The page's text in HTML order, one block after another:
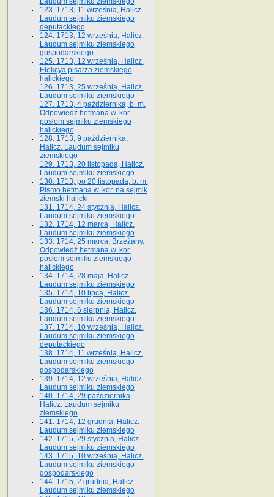
123. 1713, 11 września, Halicz.
Laudum sejmiku ziemskiego
deputackiego
124. 1713, 12 września, Halicz.
Laudum sejmiku ziemskiego
gospodarskiego
125. 1713, 12 września, Halicz.
Elekcya pisarza ziemskiego
halickiego
126. 1713, 25 września, Halicz.
Laudum sejmiku ziemskiego
127. 1713, 4 października, b. m.
Odpowiedź hetmana w. kor.
posłom sejmiku ziemskiego
halickiego
128. 1713, 9 października,
Halicz. Laudum sejmiku
ziemskiego
129. 1713, 20 listopada, Halicz.
Laudum sejmiku ziemskiego
130. 1713, po 20 listopada, b. m.
Pismo hetmana w. kor. na sejmik
ziemski halicki
131. 1714, 24 stycznia, Halicz.
Laudum sejmiku ziemskiego
132. 1714, 12 marca, Halicz.
Laudum sejmiku ziemskiego
133. 1714, 25 marca, Brzeżany.
Odpowiedź hetmana w. kor.
posłom sejmiku ziemskiego
halickiego
134. 1714, 28 maja, Halicz.
Laudum sejmiku ziemskiego
135. 1714, 10 lipca, Halicz.
Laudum sejmiku ziemskiego
136. 1714, 6 sierpnia, Halicz.
Laudum sejmiku ziemskiego
137. 1714, 10 września, Halicz.
Laudum sejmiku ziemskiego
deputackiego
138. 1714, 11 września, Halicz.
Laudum sejmiku ziemskiego
gospodarskiego
139. 1714, 12 września, Halicz.
Laudum sejmiku ziemskiego
140. 1714, 29 października,
Halicz. Laudum sejmiku
ziemskiego
141. 1714, 12 grudnia, Halicz.
Laudum sejmiku ziemskiego
142. 1715, 29 stycznia, Halicz.
Laudum sejmiku ziemskiego
143. 1715, 10 września, Halicz.
Laudum sejmiku ziemskiego
gospodarskiego
144. 1715, 2 grudnia, Halicz.
Laudum sejmiku ziemskiego